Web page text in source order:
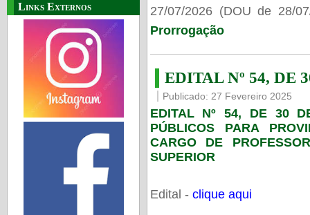
Links Externos
27/07/2026 (DOU de 28/
Prorrogação
EDITAL Nº 54, DE
Publicado: 27 Fevereiro 2025
EDITAL Nº 54, DE 30
PÚBLICOS PARA
CARGO DE
SUPERIOR
Edital - clique aqui